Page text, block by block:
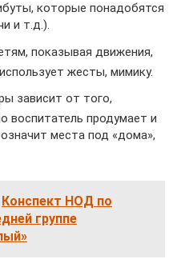
которые понадобятся
и т.д.).
показывая движения,
жесты, мимику.
зависит от того,
воспитатель продумает и
места под «дома»,
Конспект НОД по
группе